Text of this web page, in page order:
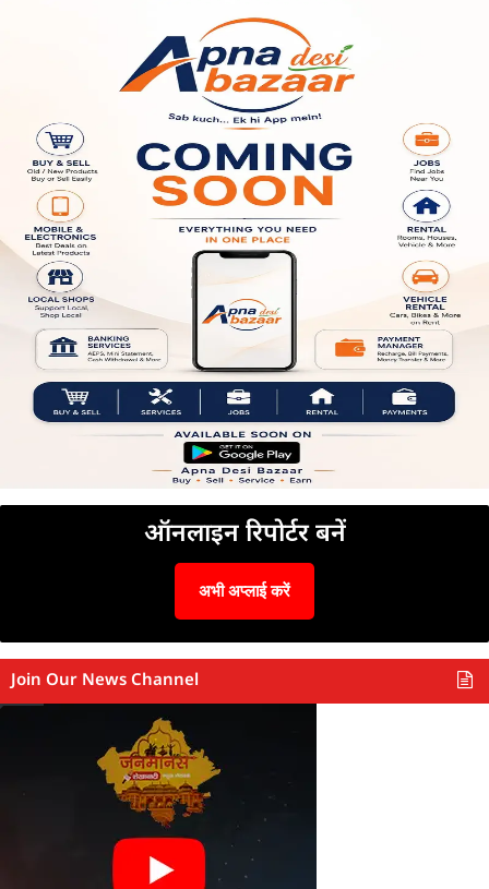
ऑनलाइन रिपोर्टर बनें
अभी अप्लाई करें
Join Our News Channel